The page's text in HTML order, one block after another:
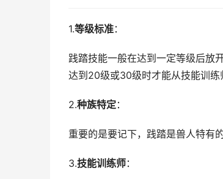
1.等级标准：
践踏技能一般在达到一定等级后放
达到20级或30级时才能从技能训练
2.种族特定：
重要的是要记下，践踏是兽人特有
3.技能训练师：